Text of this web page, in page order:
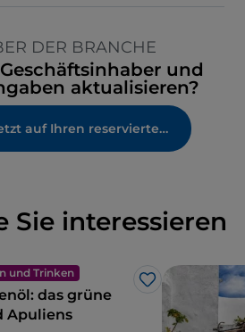
DER BRANCHE
und
aktualisieren?
Greifen Sie jetzt auf Ihren reservierten Bereich zu
Sie interessieren
und Trinken
Like
das grüne
Apuliens